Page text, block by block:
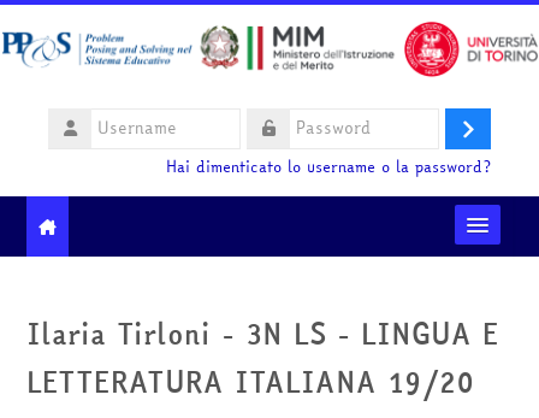
Username
Login
Hai dimenticato lo username o la password?
Ministero dell'Istruzione e del Merito
Ilaria Tirloni - 3N LS - LINGUA E
LETTERATURA ITALIANA 19/20